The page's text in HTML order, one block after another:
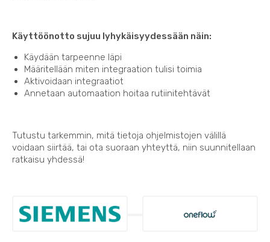
Käyttöönotto sujuu lyhykäisyydessään näin:
Käydään tarpeenne läpi
Määritellään miten integraation tulisi toimia
Aktivoidaan integraatiot
Annetaan automaation hoitaa rutiinitehtävät
Tutustu tarkemmin, mitä tietoja ohjelmistojen välillä
voidaan siirtää, tai ota suoraan yhteyttä, niin suunnitellaan
ratkaisu yhdessä!